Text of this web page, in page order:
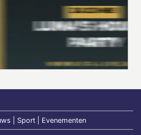
| Sport | Evenementen